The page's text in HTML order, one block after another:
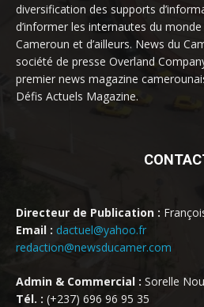
diversification des supports
d’informer les internautes du
Cameroun et d’ailleurs. News du
société de presse Overland
premier news magazine
Défis Actuels Magazine.
Directeur de Publication :
Email : dactuel@yahoo.fr
redaction@newsducamer.com
Admin & Commercial : Sorelle
Tél. : (+237) 696 96 95 35